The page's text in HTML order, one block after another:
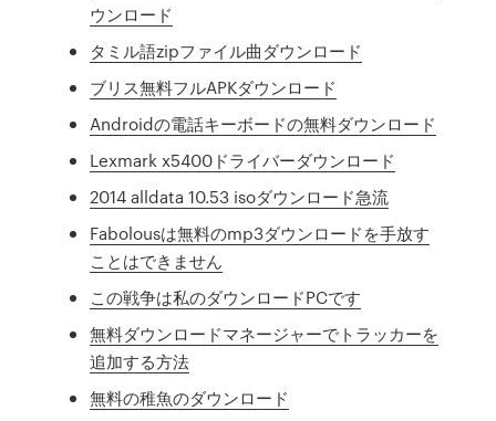
ウンロード
タミル語zipファイル曲ダウンロード
ブリス無料フルAPKダウンロード
Androidの電話キーボードの無料ダウンロード
Lexmark x5400ドライバーダウンロード
2014 alldata 10.53 isoダウンロード急流
Fabolousは無料のmp3ダウンロードを手放す
ことはできません
この戦争は私のダウンロードPCです
無料ダウンロードマネージャーでトラッカーを
追加する方法
無料の稚魚のダウンロード